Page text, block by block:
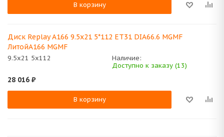
В корзину
Диск Replay A166 9.5x21 5*112 ET31 DIA66.6 MGMF
ЛитойA166 MGMF
9.5x21 5x112
Наличие:
Доступно к заказу (13)
28 016 ₽
В корзину